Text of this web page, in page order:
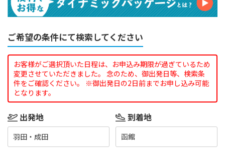
ご希望の条件にて検索してください
お客様がご選択頂いた日程は、お申込み期限が過ぎているため
変更させていただきました。 念のため、御出発日等、検索条
件をご確認ください。 ※御出発日の2日前までお申し込み可能
となります。
出発地
羽田・成田
到着地
函館